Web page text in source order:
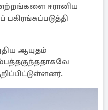
ஈரானிய
ஆயுதம்